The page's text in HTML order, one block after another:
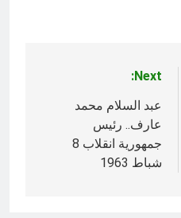
Next:
عبد السلام محمد
عارف.. رئيس
جمهورية انقلاب 8
شباط 1963